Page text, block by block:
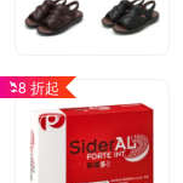
8 折起